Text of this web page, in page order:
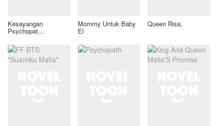
Kesayangan
Psychopat
Mommy Untuk Baby
El
Queen Risa.